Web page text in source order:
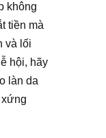
không
tiền mà
và lối
hội, hãy
làn da
xứng